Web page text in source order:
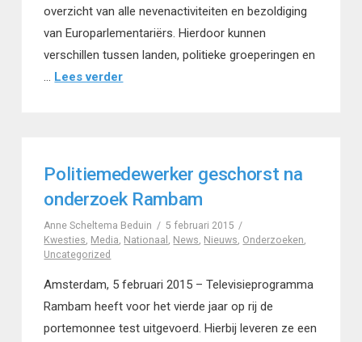
overzicht van alle nevenactiviteiten en bezoldiging
van Europarlementariërs. Hierdoor kunnen
verschillen tussen landen, politieke groeperingen en
… Lees verder
Politiemedewerker geschorst na
onderzoek Rambam
Anne Scheltema Beduin
5 februari 2015
Kwesties, Media, Nationaal , News, Nieuws, Onderzoeken,
Uncategorized
Amsterdam, 5 februari 2015 – Televisieprogramma
Rambam heeft voor het vierde jaar op rij de
portemonnee test uitgevoerd. Hierbij leveren ze een